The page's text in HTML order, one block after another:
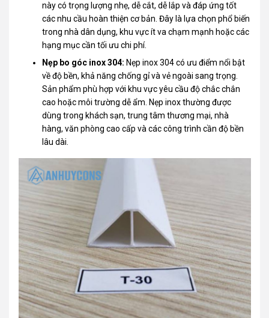
này có trọng lượng nhẹ, dễ cắt, dễ lắp và đáp ứng tốt
các nhu cầu hoàn thiện cơ bản. Đây là lựa chọn phổ biến
trong nhà dân dụng, khu vực ít va chạm mạnh hoặc các
hạng mục cần tối ưu chi phí.
Nẹp bo góc inox 304: Nẹp inox 304 có ưu điểm nổi bật
về độ bền, khả năng chống gỉ và vẻ ngoài sang trọng.
Sản phẩm phù hợp với khu vực yêu cầu độ chắc chắn
cao hoặc môi trường dễ ẩm. Nẹp inox thường được
dùng trong khách sạn, trung tâm thương mại, nhà
hàng, văn phòng cao cấp và các công trình cần độ bền
lâu dài.